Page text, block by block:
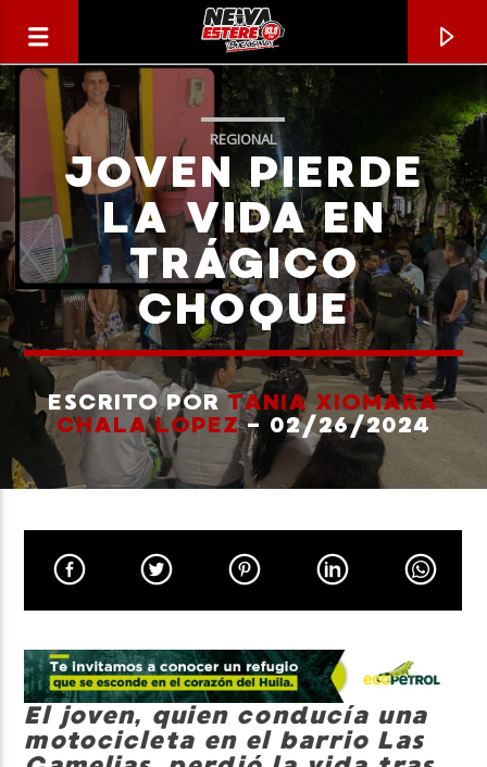
CANCIÓN ACTUAL
TÍTULO
ARTISTA
REGIONAL
JOVEN PIERDE
LA VIDA EN
TRÁGICO
CHOQUE
ESCRITO PORTANIA XIOMARA
CHALA LOPEZ- 02/26/2024
El joven, quien conducía una
motocicleta en el barrio Las